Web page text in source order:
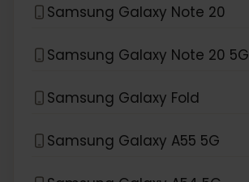
Samsung Galaxy Note 20
Samsung Galaxy Note 20 5G
Samsung Galaxy Fold
Samsung Galaxy A55 5G